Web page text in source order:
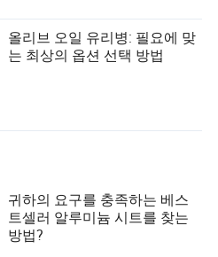
올리브 오일 유리병: 필요에 맞
는 최상의 옵션 선택 방법
귀하의 요구를 충족하는 베스
트셀러 알루미늄 시트를 찾는
방법?